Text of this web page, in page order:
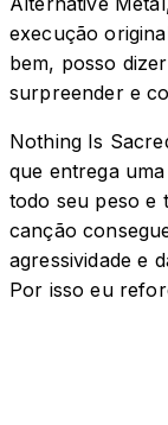
execução
bem, posso
surpreender e
Nothing Is
que entrega
todo seu peso e
canção
agressividade e
Por isso eu